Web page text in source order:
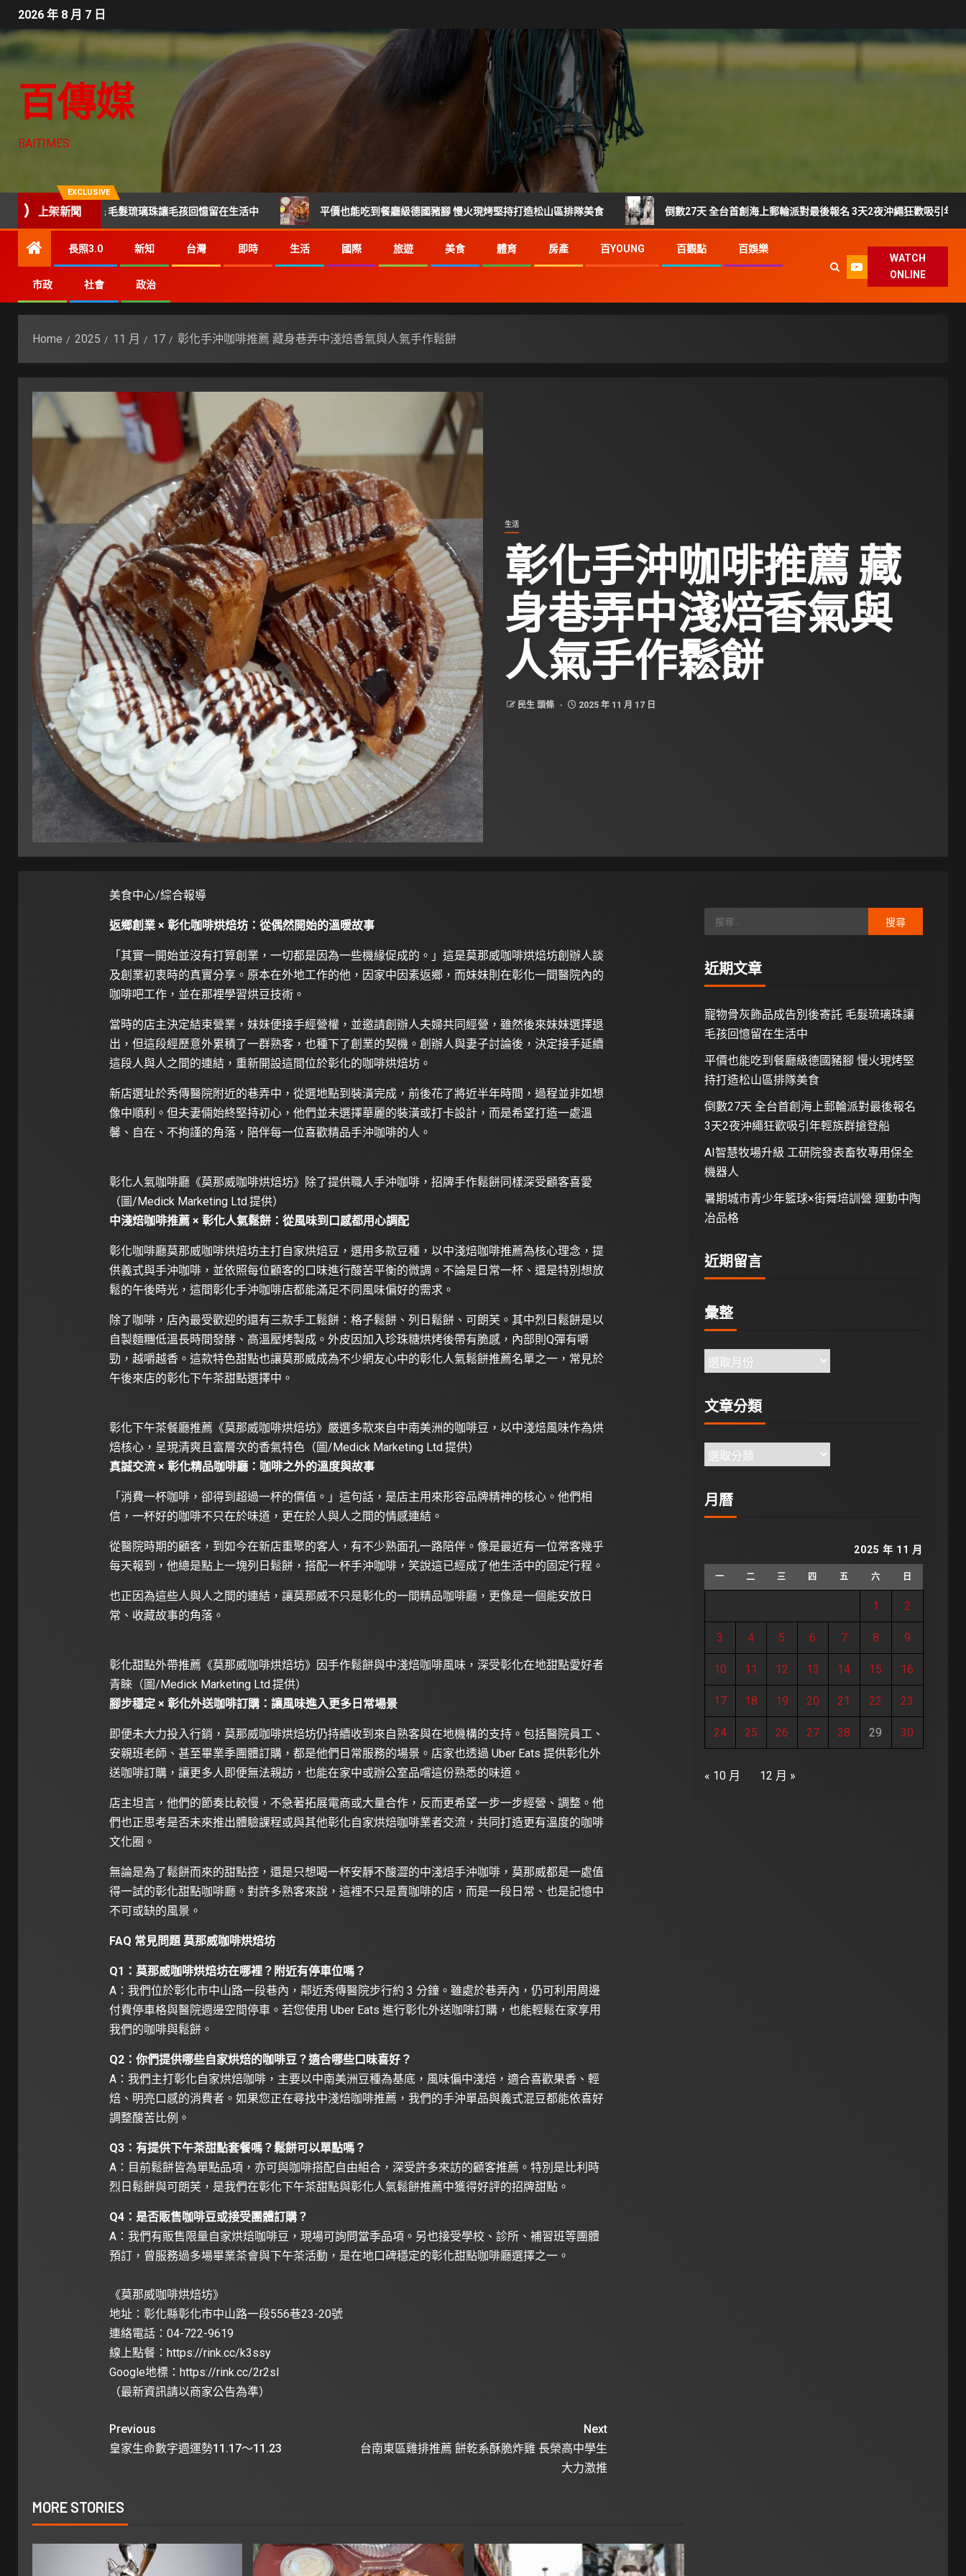
2026 年 8 月 7 日
百傳媒
BAITIMES
EXCLUSIVE
上架新聞
別後寄託 毛髮琉璃珠讓毛孩回憶留在生活中 平價也能吃到餐廳級德國豬腳 慢火現烤堅持打造松山區排隊美食 倒數27天 全台首創海上郵輪派對最後報名 3天2夜沖繩狂歡吸引年輕族群搶登船
長照3.0 新知 台灣 即時 生活 國際 旅遊 美食 體育 房產 百YOUNG 百觀點 百娛樂
市政 社會 政治
WATCH
ONLINE
Home 2025 11 月 17 彰化手沖咖啡推薦 藏身巷弄中淺焙香氣與人氣手作鬆餅
生活
彰化手沖咖啡推薦 藏
身巷弄中淺焙香氣與
人氣手作鬆餅
民生 頭條 2025 年 11 月 17 日
美食中心/綜合報導
返鄉創業 × 彰化咖啡烘焙坊：從偶然開始的溫暖故事
「其實一開始並沒有打算創業，一切都是因為一些機緣促成的。」這是莫那威咖啡烘焙坊創辦人談
及創業初衷時的真實分享。原本在外地工作的他，因家中因素返鄉，而妹妹則在彰化一間醫院內的
咖啡吧工作，並在那裡學習烘豆技術。
當時的店主決定結束營業，妹妹便接手經營權，並邀請創辦人夫婦共同經營，雖然後來妹妹選擇退
出，但這段經歷意外累積了一群熟客，也種下了創業的契機。創辦人與妻子討論後，決定接手延續
這段人與人之間的連結，重新開設這間位於彰化的咖啡烘焙坊。
新店選址於秀傳醫院附近的巷弄中，從選地點到裝潢完成，前後花了將近半年時間，過程並非如想
像中順利。但夫妻倆始終堅持初心，他們並未選擇華麗的裝潢或打卡設計，而是希望打造一處溫
馨、自在、不拘謹的角落，陪伴每一位喜歡精品手沖咖啡的人。
彰化人氣咖啡廳《莫那威咖啡烘焙坊》除了提供職人手沖咖啡，招牌手作鬆餅同樣深受顧客喜愛
（圖/Medick Marketing Ltd.提供）
中淺焙咖啡推薦 × 彰化人氣鬆餅：從風味到口感都用心調配
彰化咖啡廳莫那威咖啡烘焙坊主打自家烘焙豆，選用多款豆種，以中淺焙咖啡推薦為核心理念，提
供義式與手沖咖啡，並依照每位顧客的口味進行酸苦平衡的微調。不論是日常一杯、還是特別想放
鬆的午後時光，這間彰化手沖咖啡店都能滿足不同風味偏好的需求。
除了咖啡，店內最受歡迎的還有三款手工鬆餅：格子鬆餅、列日鬆餅、可朗芙。其中烈日鬆餅是以
自製麵糰低溫長時間發酵、高溫壓烤製成。外皮因加入珍珠糖烘烤後帶有脆感，內部則Q彈有嚼
勁，越嚼越香。這款特色甜點也讓莫那威成為不少網友心中的彰化人氣鬆餅推薦名單之一，常見於
午後來店的彰化下午茶甜點選擇中。
彰化下午茶餐廳推薦《莫那威咖啡烘焙坊》嚴選多款來自中南美洲的咖啡豆，以中淺焙風味作為烘
焙核心，呈現清爽且富層次的香氣特色（圖/Medick Marketing Ltd.提供）
真誠交流 × 彰化精品咖啡廳：咖啡之外的溫度與故事
「消費一杯咖啡，卻得到超過一杯的價值。」這句話，是店主用來形容品牌精神的核心。他們相
信，一杯好的咖啡不只在於味道，更在於人與人之間的情感連結。
從醫院時期的顧客，到如今在新店重聚的客人，有不少熟面孔一路陪伴。像是最近有一位常客幾乎
每天報到，他總是點上一塊列日鬆餅，搭配一杯手沖咖啡，笑說這已經成了他生活中的固定行程。
也正因為這些人與人之間的連結，讓莫那威不只是彰化的一間精品咖啡廳，更像是一個能安放日
常、收藏故事的角落。
彰化甜點外帶推薦《莫那威咖啡烘焙坊》因手作鬆餅與中淺焙咖啡風味，深受彰化在地甜點愛好者
青睞（圖/Medick Marketing Ltd.提供）
腳步穩定 × 彰化外送咖啡訂購：讓風味進入更多日常場景
即便未大力投入行銷，莫那威咖啡烘焙坊仍持續收到來自熟客與在地機構的支持。包括醫院員工、
安親班老師、甚至畢業季團體訂購，都是他們日常服務的場景。店家也透過 Uber Eats 提供彰化外
送咖啡訂購，讓更多人即便無法親訪，也能在家中或辦公室品嚐這份熟悉的味道。
店主坦言，他們的節奏比較慢，不急著拓展電商或大量合作，反而更希望一步一步經營、調整。他
們也正思考是否未來推出體驗課程或與其他彰化自家烘焙咖啡業者交流，共同打造更有溫度的咖啡
文化圈。
無論是為了鬆餅而來的甜點控，還是只想喝一杯安靜不酸澀的中淺焙手沖咖啡，莫那威都是一處值
得一試的彰化甜點咖啡廳。對許多熟客來說，這裡不只是賣咖啡的店，而是一段日常、也是記憶中
不可或缺的風景。
FAQ 常見問題 莫那威咖啡烘焙坊
Q1：莫那威咖啡烘焙坊在哪裡？附近有停車位嗎？
A：我們位於彰化市中山路一段巷內，鄰近秀傳醫院步行約 3 分鐘。雖處於巷弄內，仍可利用周邊
付費停車格與醫院週邊空間停車。若您使用 Uber Eats 進行彰化外送咖啡訂購，也能輕鬆在家享用
我們的咖啡與鬆餅。
Q2：你們提供哪些自家烘焙的咖啡豆？適合哪些口味喜好？
A：我們主打彰化自家烘焙咖啡，主要以中南美洲豆種為基底，風味偏中淺焙，適合喜歡果香、輕
焙、明亮口感的消費者。如果您正在尋找中淺焙咖啡推薦，我們的手沖單品與義式混豆都能依喜好
調整酸苦比例。
Q3：有提供下午茶甜點套餐嗎？鬆餅可以單點嗎？
A：目前鬆餅皆為單點品項，亦可與咖啡搭配自由組合，深受許多來訪的顧客推薦。特別是比利時
烈日鬆餅與可朗芙，是我們在彰化下午茶甜點與彰化人氣鬆餅推薦中獲得好評的招牌甜點。
Q4：是否販售咖啡豆或接受團體訂購？
A：我們有販售限量自家烘焙咖啡豆，現場可詢問當季品項。另也接受學校、診所、補習班等團體
預訂，曾服務過多場畢業茶會與下午茶活動，是在地口碑穩定的彰化甜點咖啡廳選擇之一。
《莫那威咖啡烘焙坊》
地址：彰化縣彰化市中山路一段556巷23-20號
連絡電話：04-722-9619
線上點餐： https://rink.cc/k3ssy
Google地標： https://rink.cc/2r2sl
（最新資訊請以商家公告為準）
Previous
皇家生命數字週運勢11.17～11.23
Next
台南東區雞排推薦 餅乾系酥脆炸雞 長榮高中學生
大力激推
MORE STORIES
近期文章
寵物骨灰飾品成告別後寄託 毛髮琉璃珠讓
毛孩回憶留在生活中
平價也能吃到餐廳級德國豬腳 慢火現烤堅
持打造松山區排隊美食
倒數27天 全台首創海上郵輪派對最後報名
3天2夜沖繩狂歡吸引年輕族群搶登船
AI智慧牧場升級 工研院發表畜牧專用保全
機器人
暑期城市青少年籃球×街舞培訓營 運動中陶
冶品格
近期留言
彙整
文章分類
月曆
2025 年 11 月
一 二 三 四 五 六 日
1 2
3 4 5 6 7 8 9
10 11 12 13 14 15 16
17 18 19 20 21 22 23
24 25 26 27 28 29 30
« 10 月 12 月 »